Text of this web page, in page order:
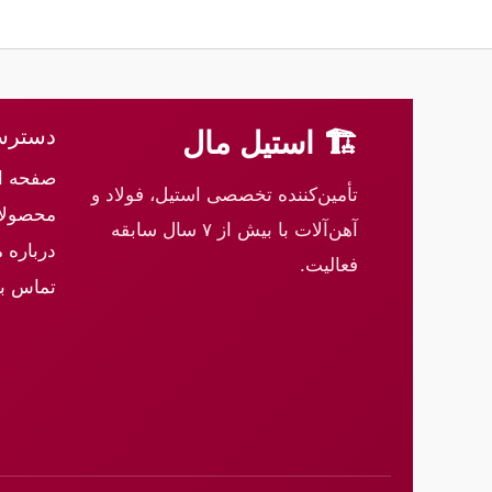
🏗 استیل مال
تأمین‌کننده تخصصی استیل، فولاد و
آهن‌آلات با بیش از ۷ سال سابقه
فعالیت.
صفحه
درباره
تماس